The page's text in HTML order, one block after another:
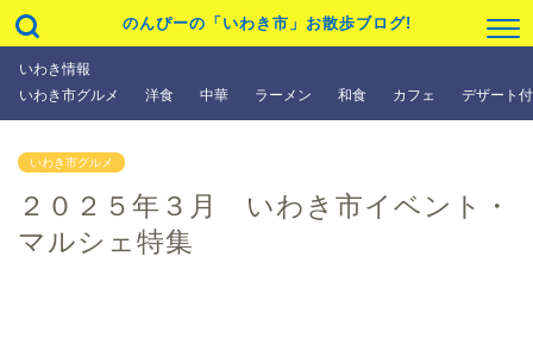
のんぴーの「いわき市」お散歩ブログ!
いわき情報
いわき市グルメ
洋食 中華 ラーメン 和食 カフェ デザート
いわき市グルメ
２０２５年３月 いわき市イベント・
マルシェ特集